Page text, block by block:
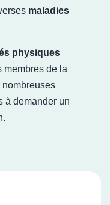
maladies
physiques
de la
nombreuses
à demander un